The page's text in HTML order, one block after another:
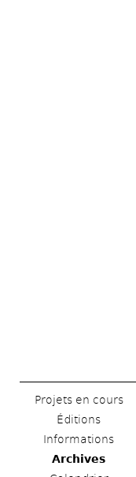
Projets en cours
Éditions
Informations
Archives